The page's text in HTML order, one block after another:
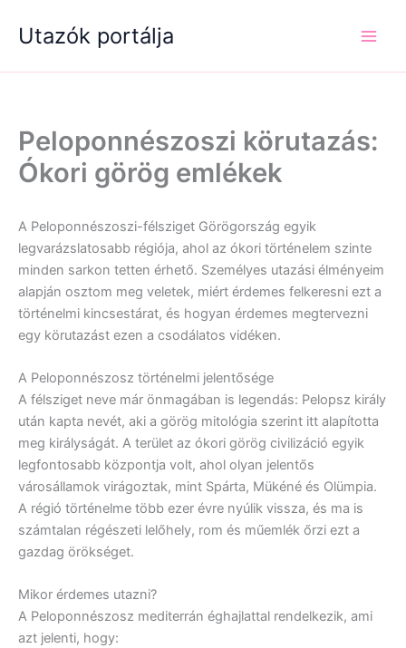
Utazók portálja
Peloponnészoszi körutazás:
Ókori görög emlékek
A Peloponnészoszi-félsziget Görögország egyik
legvarázslatosabb régiója, ahol az ókori történelem szinte
minden sarkon tetten érhető. Személyes utazási élményeim
alapján osztom meg veletek, miért érdemes felkeresni ezt a
történelmi kincsestárat, és hogyan érdemes megtervezni
egy körutazást ezen a csodálatos vidéken.
A Peloponnészosz történelmi jelentősége
A félsziget neve már önmagában is legendás: Pelopsz király
után kapta nevét, aki a görög mitológia szerint itt alapította
meg királyságát. A terület az ókori görög civilizáció egyik
legfontosabb központja volt, ahol olyan jelentős
városállamok virágoztak, mint Spárta, Mükéné és Olümpia.
A régió történelme több ezer évre nyúlik vissza, és ma is
számtalan régészeti lelőhely, rom és műemlék őrzi ezt a
gazdag örökséget.
Mikor érdemes utazni?
A Peloponnészosz mediterrán éghajlattal rendelkezik, ami
azt jelenti, hogy: